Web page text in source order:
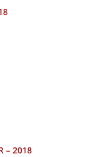
– 2018